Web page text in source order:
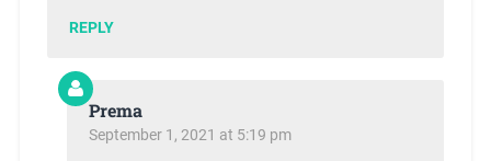
REPLY
Prema
September 1, 2021 at 5:19 pm